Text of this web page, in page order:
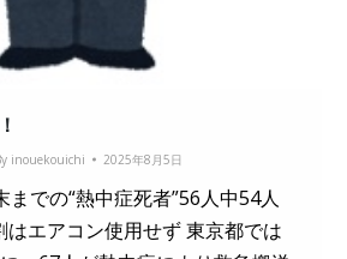
inouekouichi 2025年8月5日
での“熱中症死者”56人中54人
エアコン使用せず 東京都では